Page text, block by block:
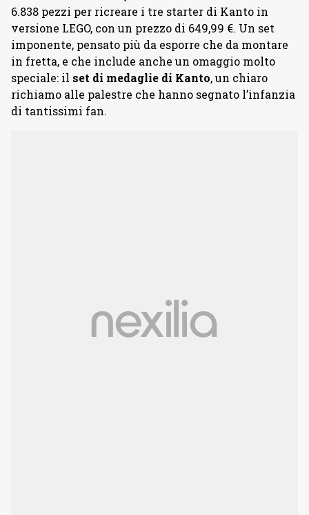
6.838 pezzi per ricreare i tre starter di Kanto in
versione LEGO, con un prezzo di 649,99 €. Un set
imponente, pensato più da esporre che da montare
in fretta, e che include anche un omaggio molto
speciale: il set di medaglie di Kanto, un chiaro
richiamo alle palestre che hanno segnato l’infanzia
di tantissimi fan.